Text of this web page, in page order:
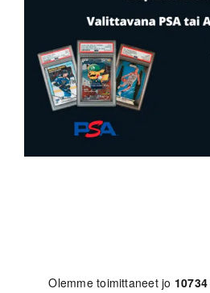
Olemme toimittaneet jo 10734